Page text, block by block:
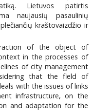
Lietuvos patirtis
naujausių pasaulinių
kraštovaizdžio ir
of the object of
in the processes of
of city management
that the field of
with the issues of links
infrastructure, on the
and adaptation for the